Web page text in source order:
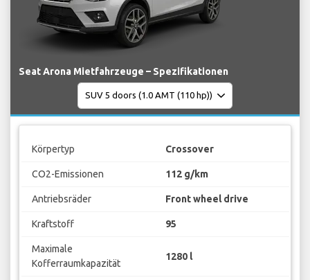
Seat Arona Mietfahrzeuge – Spezifikationen
Körpertyp Crossover
CO2-Emissionen 112 g/km
Antriebsräder Front wheel drive
Kraftstoff 95
Maximale
Kofferraumkapazität
1280 l